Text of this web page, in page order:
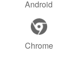
Android
Chrome